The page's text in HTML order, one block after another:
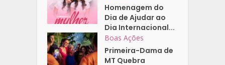
Homenagem do
Dia de Ajudar ao
Dia Internacional...
Boas Ações
Primeira-Dama de
MT Quebra